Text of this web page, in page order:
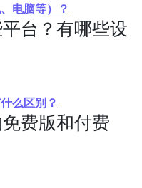
电脑等）？
平台？有哪些设
么区别？
免费版和付费